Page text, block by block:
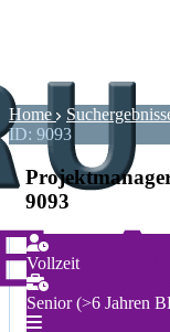
Home
ID: 9093
9093
Vollzeit
Senior (>6 Jahren